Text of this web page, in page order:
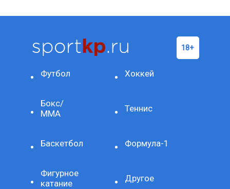
Футбол Хоккей
Бокс/
ММА
Теннис
Баскетбол Формула-1
Фигурное
катание
Другое